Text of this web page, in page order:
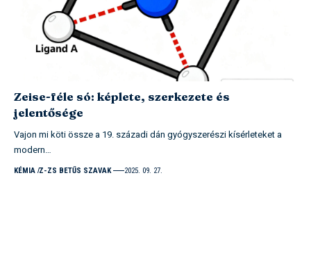
Zeise-féle só: képlete, szerkezete és
jelentősége
Vajon mi köti össze a 19. századi dán gyógyszerészi kísérleteket a
modern…
KÉMIA Z-ZS BETŰS SZAVAK 2025. 09. 27.